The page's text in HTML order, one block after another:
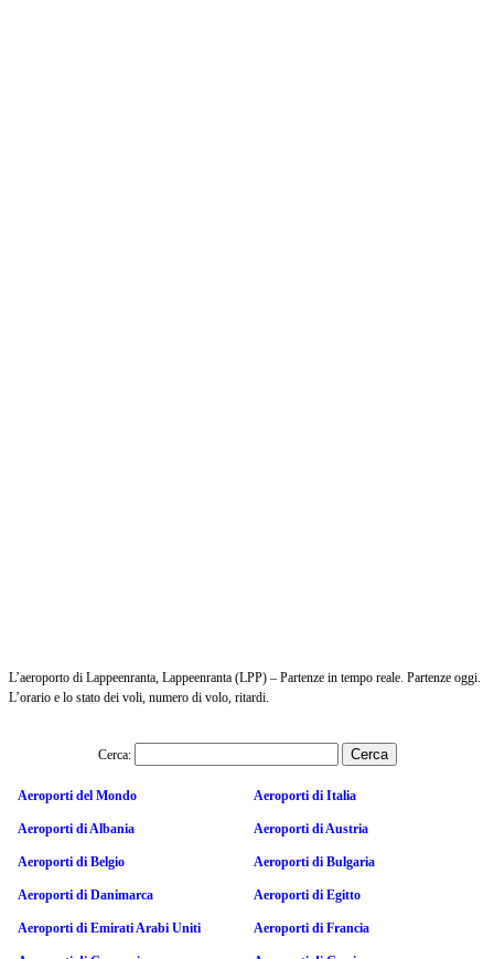
L’aeroporto di Lappeenranta, Lappeenranta (LPP) – Partenze in tempo reale. Partenze oggi.
L’orario e lo stato dei voli, numero di volo, ritardi.
Cerca:
Aeroporti del Mondo Aeroporti di Italia
Aeroporti di Albania Aeroporti di Austria
Aeroporti di Belgio Aeroporti di Bulgaria
Aeroporti di Danimarca Aeroporti di Egitto
Aeroporti di Emirati Arabi Uniti Aeroporti di Francia